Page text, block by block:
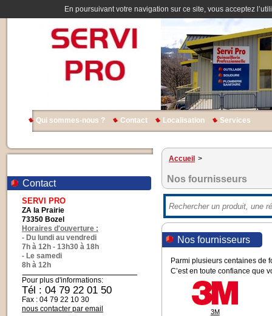
En poursuivant votre navigation sur ce site, vous acceptez
Qui sommes-nous ? Contact Localisation Services
Contact
SERVI PRO
ZA la Prairie
73350 Bozel
Horaires d'ouverture :
- Du lundi au vendredi
7h à 12h - 13h30 à 18h
- Le samedi
8h à 12h
Pour plus d'informations:
Tél : 04 79 22 01 50
Fax : 04 79 22 10 30
nous contacter par email
Accueil >
Nos fournisseurs
Nos fournisseurs
Parmi plusieurs centaines de
C’est en toute confiance que
3M